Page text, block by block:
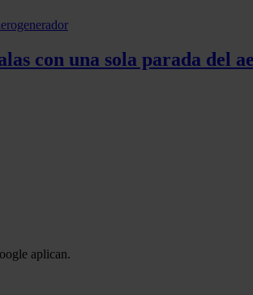
con una sola parada del
aplican.